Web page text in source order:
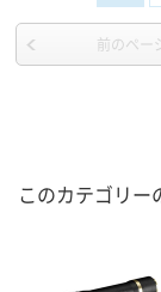
前のペー
このカテゴリー